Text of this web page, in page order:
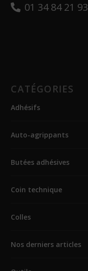
01 34 84 21 93
CATÉGORIES
Adhésifs
Auto-agrippants
Butées adhésives
Coin technique
Colles
Nos derniers articles